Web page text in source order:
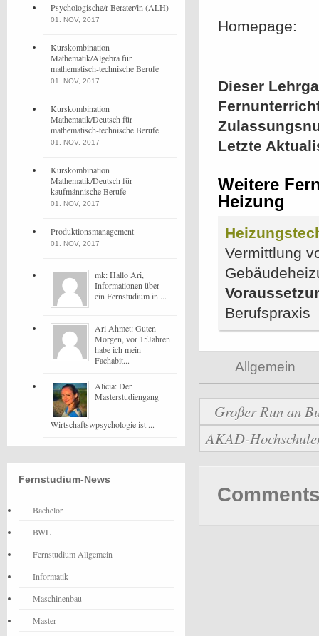
Homepage:
Dieser
Letzte
Weitere
Heizung
Vermittlung
Berufspraxis
Allgemein
Großer Run an
AKAD-
Psychologische/r Berater/in (ALH)
01. NOV, 2017
Kurskombination
Mathematik/Algebra für
mathematisch-technische Berufe
01. NOV, 2017
Kurskombination
Mathematik/Deutsch für
mathematisch-technische Berufe
01. NOV, 2017
Kurskombination
Mathematik/Deutsch für
kaufmännische Berufe
01. NOV, 2017
Produktionsmanagement
01. NOV, 2017
mk: Hallo Ari,
Informationen über
ein Fernstudium in ...
Ari Ahmet: Guten
Morgen, vor 15Jahren
habe ich mein
Fachabit...
Alicia: Der
Masterstudiengang
Wirtschaftswpsychologie ist ...
Fernstudium-News
Bachelor
BWL
Fernstudium Allgemein
Informatik
Maschinenbau
Master